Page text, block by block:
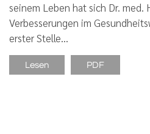
seinem Leben hat sich Dr. med.
Verbesserungen im
erster Stelle…
Lesen PDF